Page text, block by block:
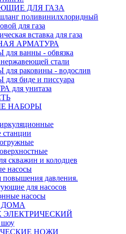
ДЛЯ ГАЗА
поливинилхлоридный
для газа
вставка для газа
АРМАТУРА
ванны - обвязка
стали
раковины - водослив
биде и писсуара
для унитаза
НАБОРЫ
станции
скважин и колодцев
насосы
повышения давления.
для насосов
насосы
ДОМА
ЭЛЕКТРИЧЕСКИЙ
шоу
НОЖИ